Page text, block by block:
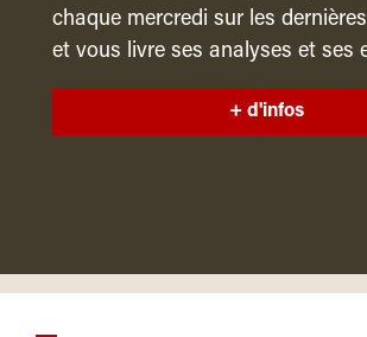
chaque mercredi sur les
et vous livre ses analyses et ses
+ d'infos